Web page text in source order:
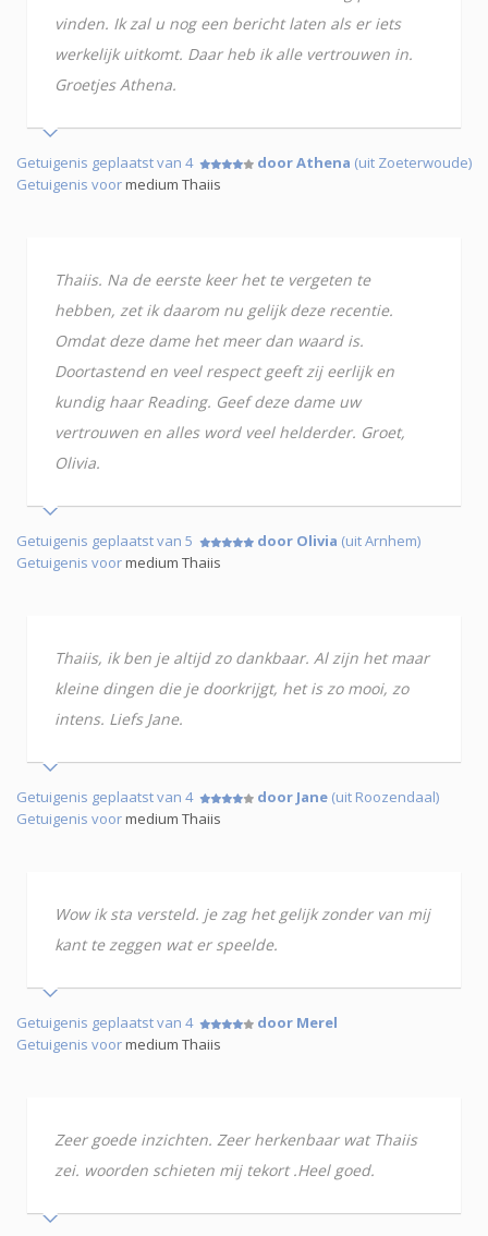
vinden. Ik zal u nog een bericht laten als er iets
werkelijk uitkomt. Daar heb ik alle vertrouwen in.
Groetjes Athena.
Getuigenis geplaatst van 4 door Athena (uit Zoeterwoude)
Getuigenis voormedium Thaiis
Thaiis. Na de eerste keer het te vergeten te
hebben, zet ik daarom nu gelijk deze recentie.
Omdat deze dame het meer dan waard is.
Doortastend en veel respect geeft zij eerlijk en
kundig haar Reading. Geef deze dame uw
vertrouwen en alles word veel helderder. Groet,
Olivia.
Getuigenis geplaatst van 5 door Olivia (uit Arnhem)
Getuigenis voormedium Thaiis
Thaiis, ik ben je altijd zo dankbaar. Al zijn het maar
kleine dingen die je doorkrijgt, het is zo mooi, zo
intens. Liefs Jane.
Getuigenis geplaatst van 4 door Jane (uit Roozendaal)
Getuigenis voormedium Thaiis
Wow ik sta versteld. je zag het gelijk zonder van mij
kant te zeggen wat er speelde.
Getuigenis geplaatst van 4
door Merel
Getuigenis voormedium Thaiis
Zeer goede inzichten. Zeer herkenbaar wat Thaiis
zei. woorden schieten mij tekort .Heel goed.